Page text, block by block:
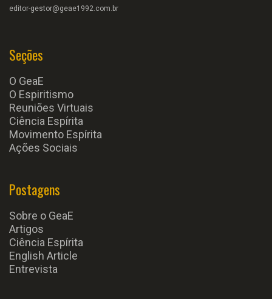
editor-gestor@geae1992.com.br
Seções
O GeaE
O Espiritismo
Reuniões Virtuais
Ciência Espírita
Movimento Espírita
Ações Sociais
Postagens
Sobre o GeaE
Artigos
Ciência Espírita
English Article
Entrevista